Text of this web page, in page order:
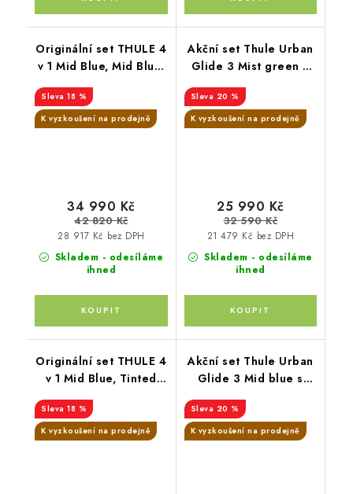
Originální set THULE 4
v 1 Mid Blue, Mid Blue,
Black
18 %
K vyzkoušení na prodejně
Skladem - odesíláme
ihned
28 917 Kč bez DPH
34 990 Kč
42 820 Kč
Akční set Thule Urban
Glide 3 Mist green +
korbička Mid Blue +
madlo Thule +
pláštěnky Altabebe +
20 %
K vyzkoušení na prodejně
Skladem - odesíláme
ihned
21 479 Kč bez DPH
25 990 Kč
32 590 Kč
Originální set THULE 4
v 1 Mid Blue, Tinted
Taupe, Black
18 %
K vyzkoušení na prodejně
Akční set Thule Urban
Glide 3 Mid blue s
magnet.přezkou+
korbička Tinted taupe
+ madlo Thule +
20 %
K vyzkoušení na prodejně